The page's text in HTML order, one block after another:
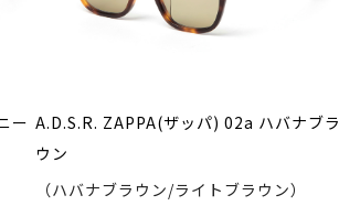
ー A.D.S.R. ZAPPA(ザッパ) 02a ハバナブラ
ウン
（ハバナブラウン/ライトブラウン）